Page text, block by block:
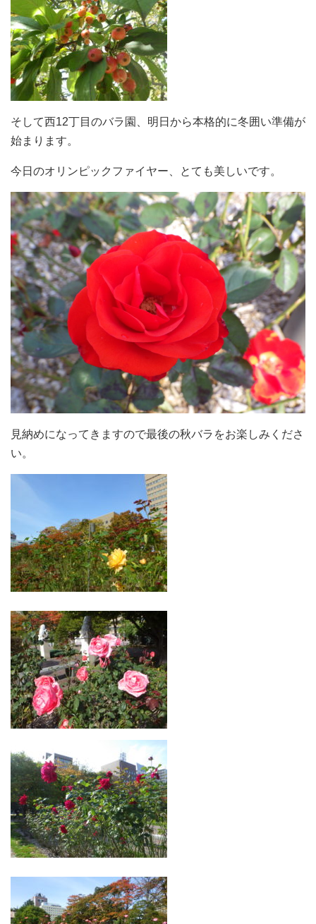
そして西12丁目のバラ園、明日から本格的に冬囲い準備が
始まります。
今日のオリンピックファイヤー、とても美しいです。
見納めになってきますので最後の秋バラをお楽しみくださ
い。